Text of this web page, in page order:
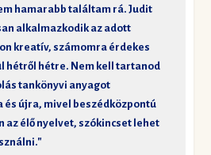
hamarabb találtam rá. Judit
alkalmazkodik az adott
kreatív, számomra érdekes
hétről hétre. Nem kell tartanod
tankönyvi anyagot
újra, mivel beszédközpontú
az élő nyelvet, szókincset lehet